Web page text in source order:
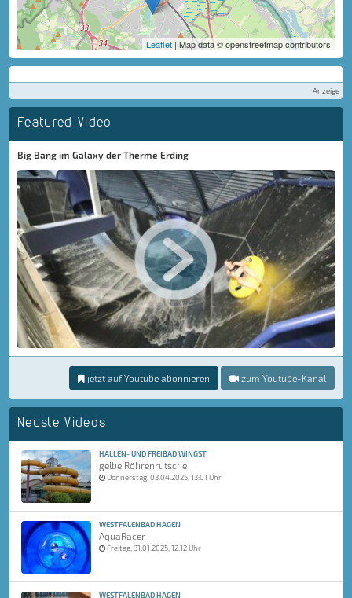
Leaflet | Map data © openstreetmap contributors
Anzeige
Featured Video
Big Bang im Galaxy der Therme Erding
jetzt auf Youtube abonnieren zum Youtube-Kanal
Neuste Videos
HALLEN- UND FREIBAD WINGST
gelbe Röhrenrutsche
Donnerstag, 03.04.2025, 13:01 Uhr
WESTFALENBAD HAGEN
AquaRacer
Freitag, 31.01.2025, 12:12 Uhr
WESTFALENBAD HAGEN